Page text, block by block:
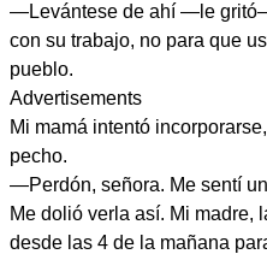
—Levántese de ahí —le
con su trabajo, no para que
pueblo.
Advertisements
Mi mamá intentó
pecho.
—Perdón, señora. Me sentí
Me dolió verla así. Mi madre,
desde las 4 de la mañana